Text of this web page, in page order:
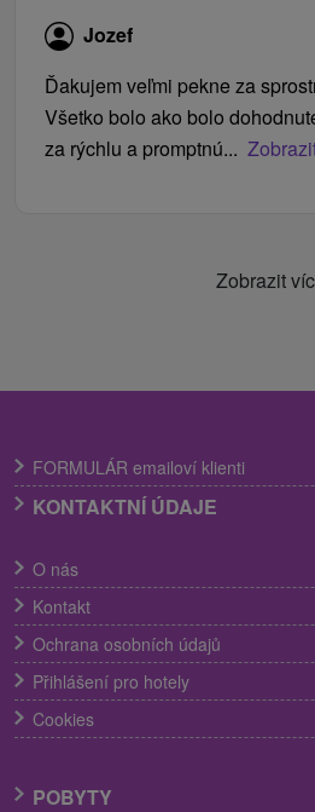
Jozef
Ďakujem veľmi pekne za
Všetko bolo ako bolo
za rýchlu a promptnú...
Zobrazit
FORMULÁR emailoví klienti
KONTAKTNÍ ÚDAJE
O nás
Kontakt
Ochrana osobních údajů
Přihlášení pro hotely
Cookies
POBYTY